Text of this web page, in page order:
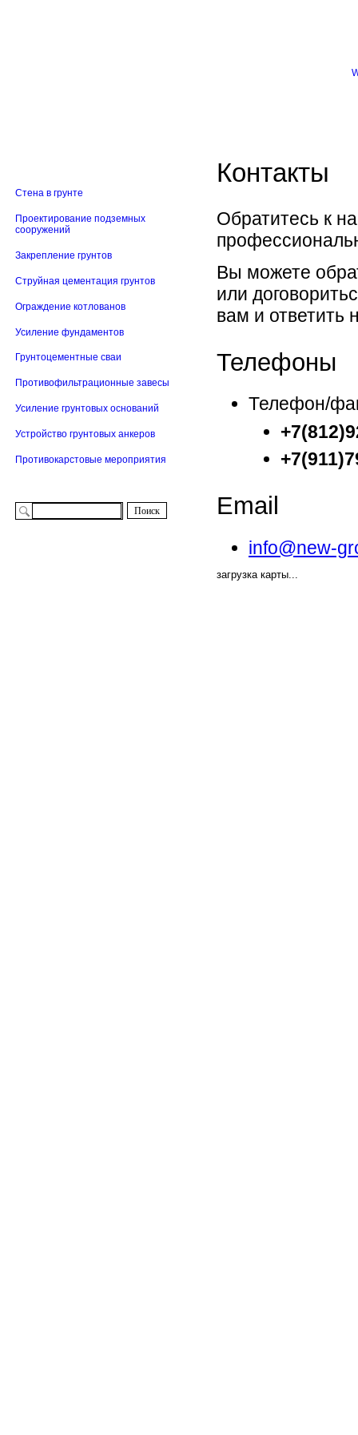
Стена в грунте
Проектирование подземных
сооружений
Закрепление грунтов
Струйная цементация грунтов
Ограждение котлованов
Усиление фундаментов
Грунтоцементные сваи
Противофильтрационные завесы
Усиление грунтовых оснований
Устройство грунтовых анкеров
Противокарстовые мероприятия
Контакты
Обратитесь к
Вы можете
или
вам и ответить
Телефоны
Телефон/
Email
info@new-
загрузка карты...